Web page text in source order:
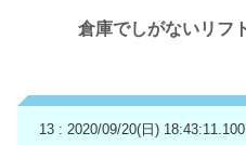
倉庫でしがないリフ
13 : 2020/09/20(日) 18:43:11.100